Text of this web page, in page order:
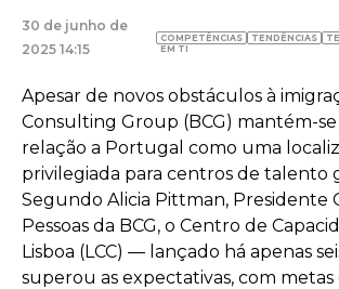
30 de junho de
2025 14:15
COMPETÊNCIAS
EM TI
TENDÊNCIAS
Apesar de novos obstáculos à
Consulting Group (BCG) mantém-
relação a Portugal como uma
privilegiada para centros de talento
Segundo Alicia Pittman, Presidente
Pessoas da BCG, o Centro de
Lisboa (LCC) — lançado há apenas
superou as expectativas, com metas